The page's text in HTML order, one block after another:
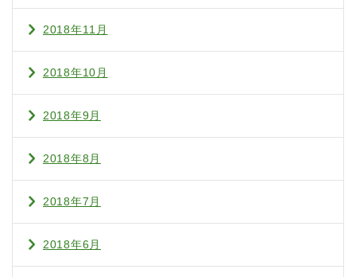
2018年11月
2018年10月
2018年9月
2018年8月
2018年7月
2018年6月